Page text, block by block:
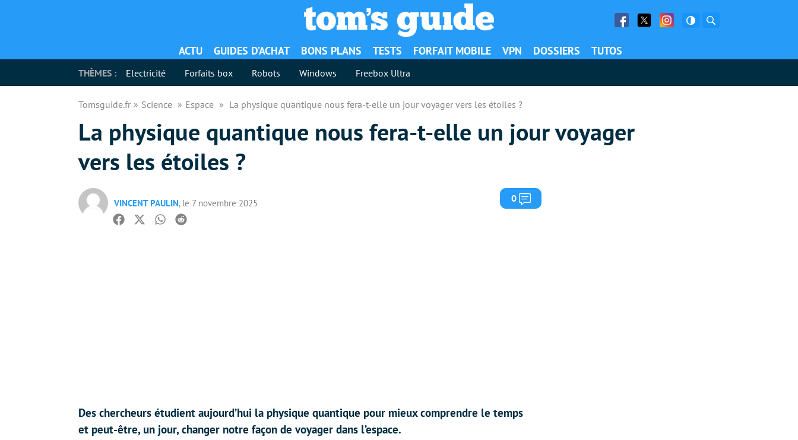
Facebook
Twitter Facebook
ACTU GUIDES D’ACHAT BONS PLANS TESTS FORFAIT MOBILE VPN DOSSIERS TUTOS
THÈMES : Electricité Forfaits box Robots Windows Freebox Ultra
Tomsguide.fr Science Espace La physique quantique nous fera-t-elle un jour voyager vers les étoiles ?
La physique quantique nous fera-t-elle un jour voyager
vers les étoiles ?
VINCENT PAULIN, le 7 novembre 2025 0 Commentaires
Facebook
TwitterWhatsapp
Reddit
Des chercheurs étudient aujourd’hui la physique quantique pour mieux comprendre le temps
et peut-être, un jour, changer notre façon de voyager dans l’espace.